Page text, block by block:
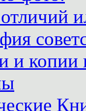
и копии